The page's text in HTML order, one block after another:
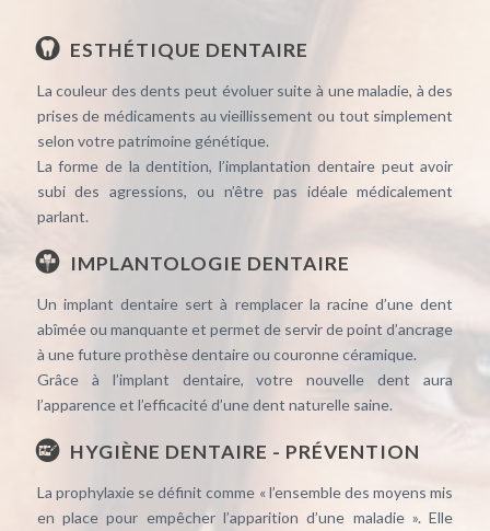
ESTHÉTIQUE DENTAIRE
La couleur des dents peut évoluer suite à une maladie, à des
prises de médicaments au vieillissement ou tout simplement
selon votre patrimoine génétique.
La forme de la dentition, l’implantation dentaire peut avoir
subi des agressions, ou n’être pas idéale médicalement
parlant.
IMPLANTOLOGIE DENTAIRE
Un implant dentaire sert à remplacer la racine d’une dent
abîmée ou manquante et permet de servir de point d’ancrage
à une future prothèse dentaire ou couronne céramique.
Grâce à l’implant dentaire, votre nouvelle dent aura
l’apparence et l’efficacité d’une dent naturelle saine.
HYGIÈNE DENTAIRE - PRÉVENTION
La prophylaxie se définit comme « l’ensemble des moyens mis
en place pour empêcher l’apparition d’une maladie ». Elle